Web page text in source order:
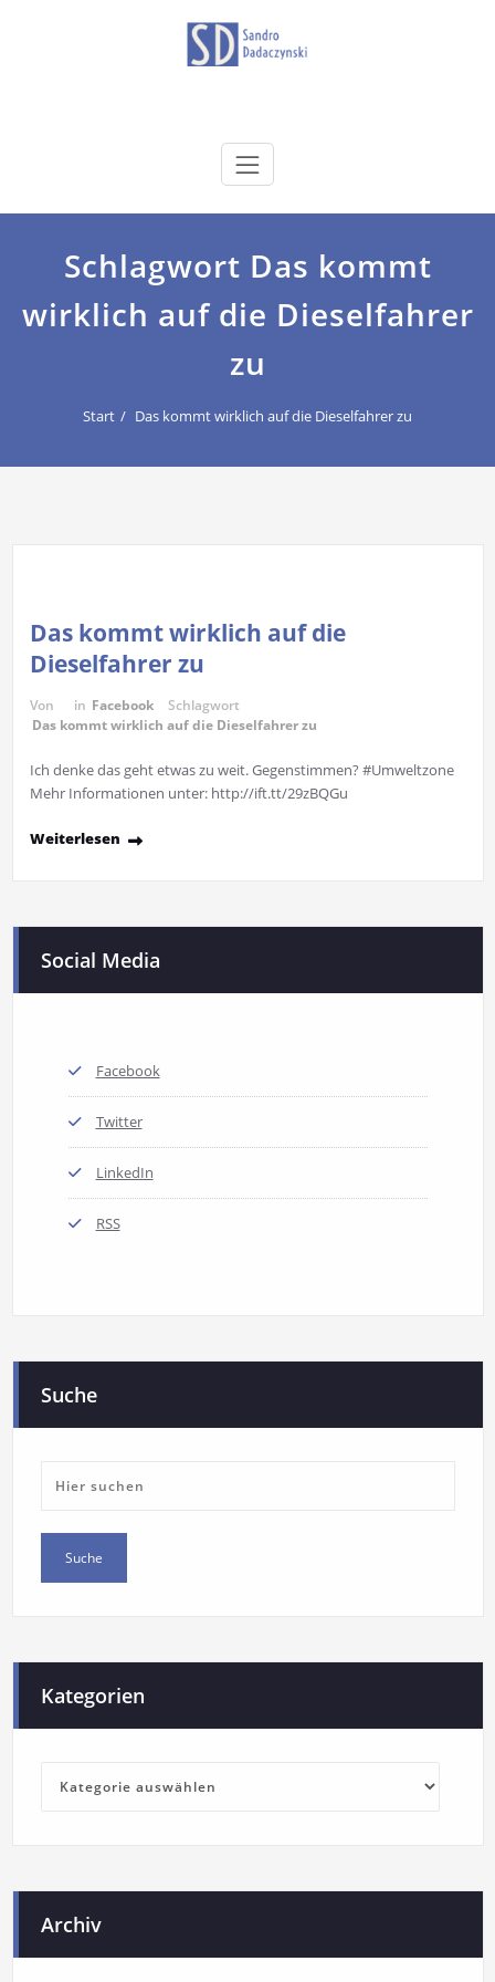
dadaczynski.de
Schlagwort Das kommt
wirklich auf die Dieselfahrer
zu
Start Das kommt wirklich auf die Dieselfahrer zu
Das kommt wirklich auf die
Dieselfahrer zu
Von in Facebook
Schlagwort
Das kommt wirklich auf die Dieselfahrer zu
Ich denke das geht etwas zu weit. Gegenstimmen? #Umweltzone
Mehr Informationen unter: http://ift.tt/29zBQGu
Weiterlesen
Social Media
Facebook
Twitter
LinkedIn
RSS
Suche
Kategorien
Archiv